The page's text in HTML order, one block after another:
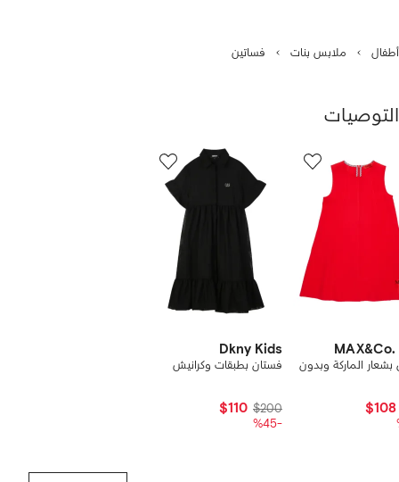
أطفال ملابس بنات فساتين
التوصيات
الماركة وبدون
$108
Dkny Kids
فستان بطبقات وكرانيش
$200
$110
-%45